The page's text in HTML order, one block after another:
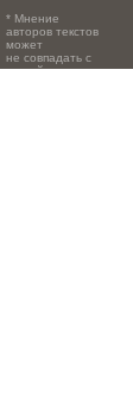
* Мнение
авторов текстов
может
не совпадать с
точкой зрения